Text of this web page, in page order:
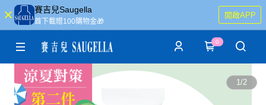
賽吉兒Saugella
首下載贈100購物金🎁
開啟APP
0
1/2